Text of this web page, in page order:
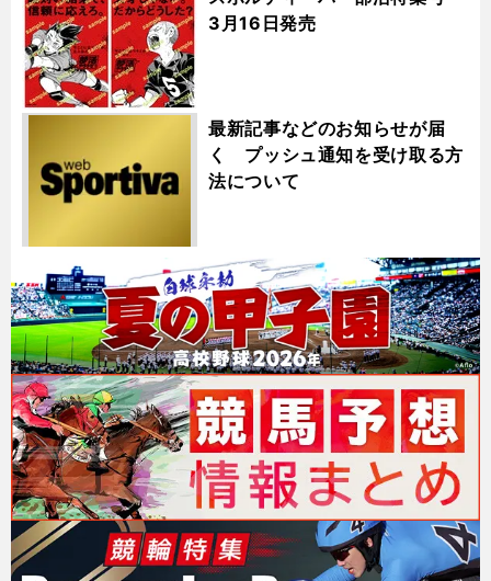
3月16日発売
最新記事などのお知らせが届
く プッシュ通知を受け取る方
法について